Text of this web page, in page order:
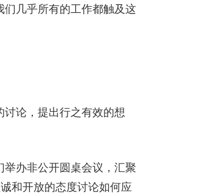
几乎所有的工作都触及这
论，提出行之有效的想
办非公开圆桌会议，汇聚
和开放的态度讨论如何应